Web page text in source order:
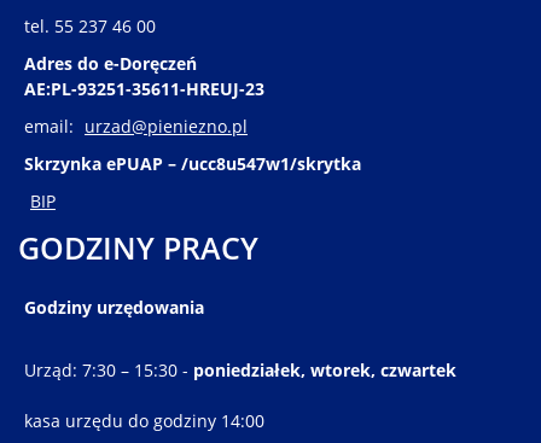
tel. 55 237 46 00
Adres do e-Doręczeń
AE:PL-93251-35611-HREUJ-23
email: urzad@pieniezno.pl
Skrzynka ePUAP – /ucc8u547w1/skrytka
BIP
GODZINY PRACY
Godziny urzędowania
Urząd: 7:30 – 15:30 - poniedziałek, wtorek, czwartek
kasa urzędu do godziny 14:00